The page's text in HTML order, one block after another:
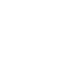
nawet dla
Bo my jak